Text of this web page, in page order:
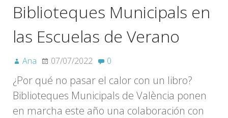
Biblioteques Municipals en
las Escuelas de Verano
Ana 07/07/2022 0
¿Por qué no pasar el calor con un libro?
Biblioteques Municipals de València ponen
en marcha este año una colaboración con